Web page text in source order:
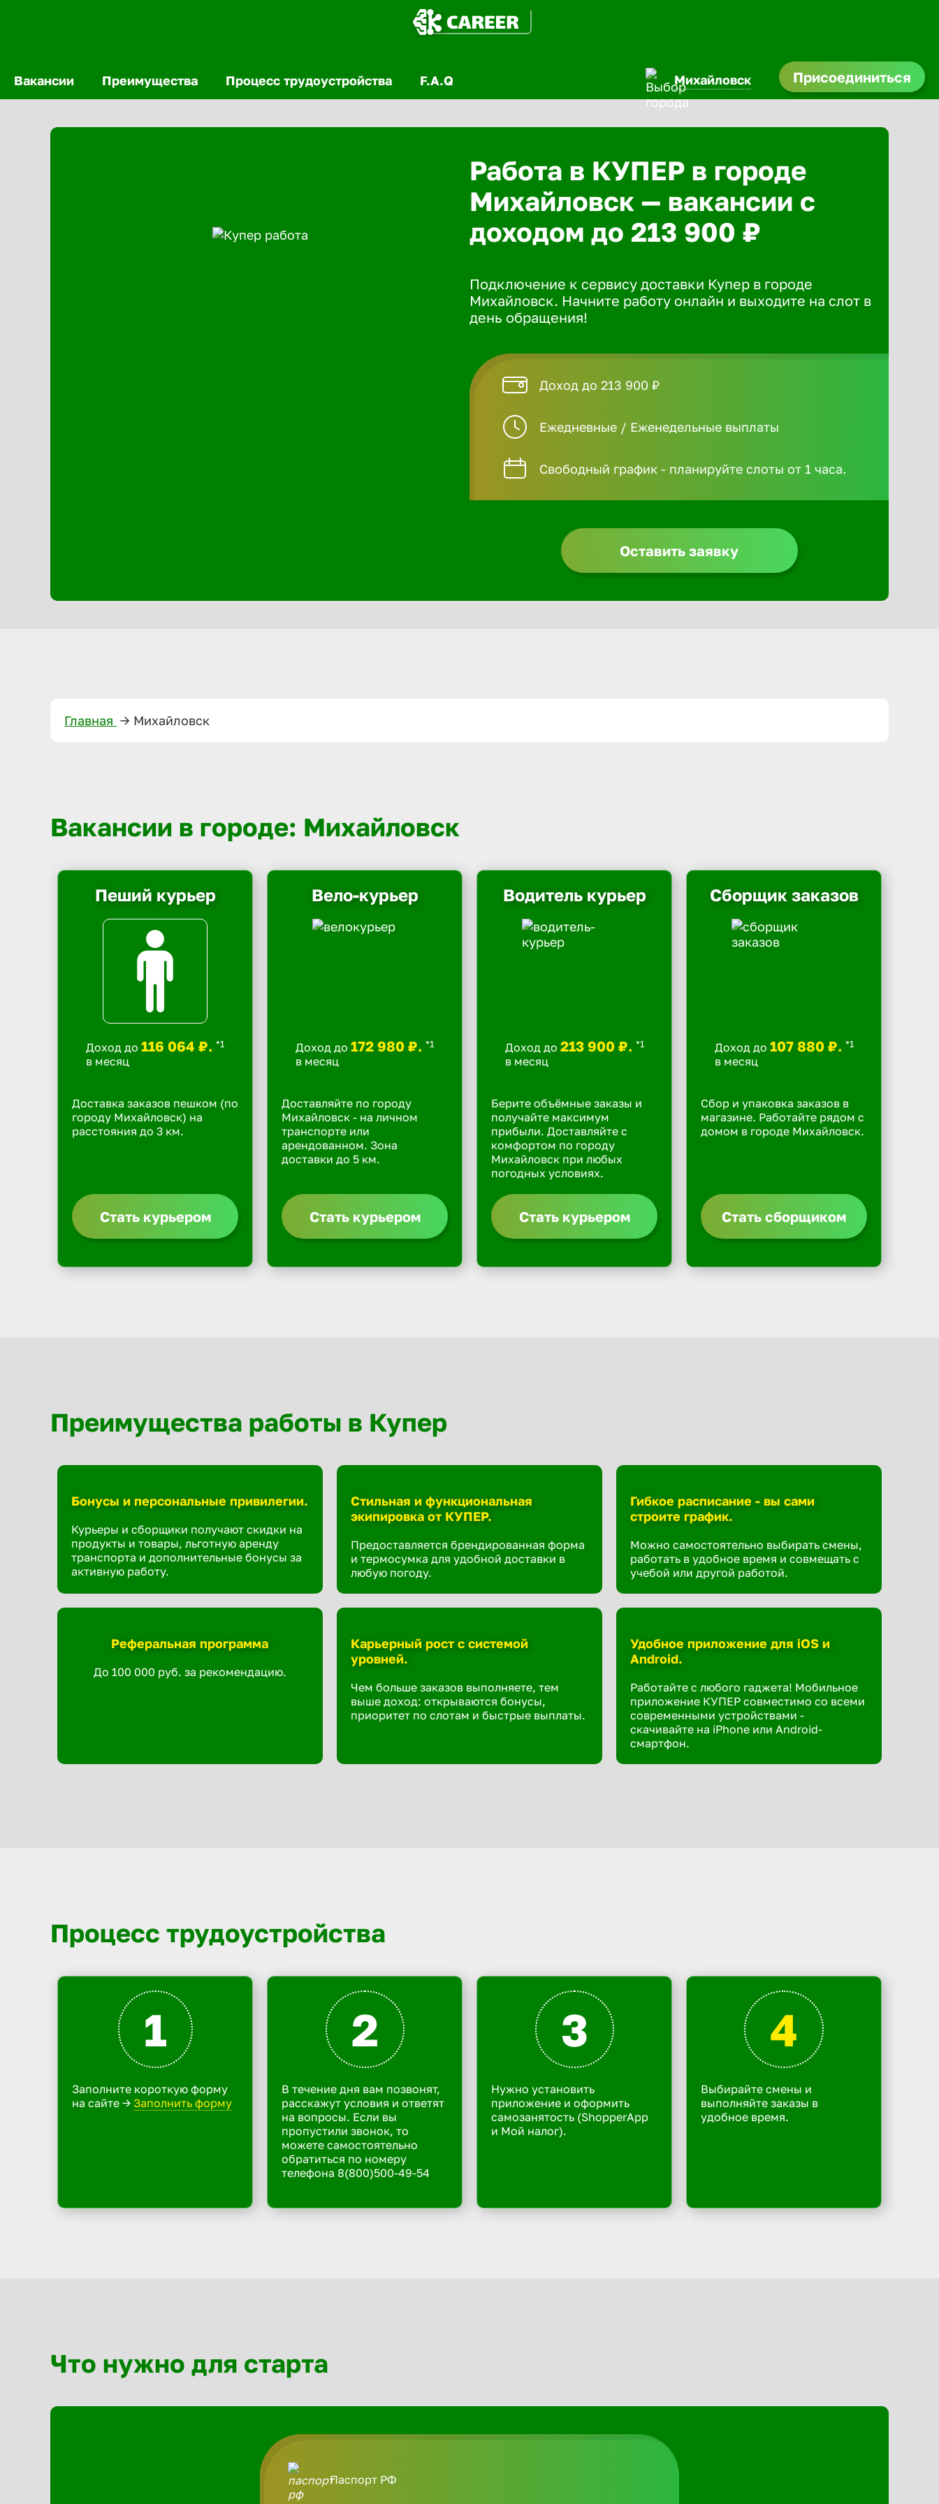
Вакансии Преимущества Процесс трудоустройства F.A.Q Михайловск Присоединиться
Работа в КУПЕР в городе
Михайловск — вакансии с
доходом до 213 900 ₽
Подключение к сервису доставки Купер в городе
Михайловск. Начните работу онлайн и выходите на слот в
день обращения!
Доход до 213 900 ₽
Ежедневные / Еженедельные выплаты
Свободный график - планируйте слоты от 1 часа.
Оставить заявку
Главная —> Михайловск
Вакансии в городе: Михайловск
Пеший курьер
Доход до 116 064 ₽. *1
в месяц
Доставка заказов пешком (по
городу Михайловск) на
расстояния до 3 км.
Стать курьером
Вело-курьер
Доход до 172 980 ₽. *1
в месяц
Доставляйте по городу
Михайловск - на личном
транспорте или
арендованном. Зона
доставки до 5 км.
Стать курьером
Водитель курьер
Доход до 213 900 ₽. *1
в месяц
Берите объёмные заказы и
получайте максимум
прибыли. Доставляйте с
комфортом по городу
Михайловск при любых
погодных условиях.
Стать курьером
Сборщик заказов
Доход до 107 880 ₽. *1
в месяц
Сбор и упаковка заказов в
магазине. Работайте рядом с
домом в городе Михайловск.
Стать сборщиком
Преимущества работы в Купер
Бонусы и персональные привилегии.
Курьеры и сборщики получают скидки на
продукты и товары, льготную аренду
транспорта и дополнительные бонусы за
активную работу.
Стильная и функциональная
экипировка от КУПЕР.
Предоставляется брендированная форма
и термосумка для удобной доставки в
любую погоду.
Гибкое расписание - вы сами
строите график.
Можно самостоятельно выбирать смены,
работать в удобное время и совмещать с
учебой или другой работой.
Реферальная программа
До 100 000 руб. за рекомендацию.
Карьерный рост с системой
уровней.
Чем больше заказов выполняете, тем
выше доход: открываются бонусы,
приоритет по слотам и быстрые выплаты.
Удобное приложение для iOS и
Android.
Работайте с любого гаджета! Мобильное
приложение КУПЕР совместимо со всеми
современными устройствами -
скачивайте на iPhone или Android-
смартфон.
Процесс трудоустройства
1
Заполните короткую форму
на сайте -> Заполнить форму
2
В течение дня вам позвонят,
расскажут условия и ответят
на вопросы. Если вы
пропустили звонок, то
можете самостоятельно
обратиться по номеру
телефона 8(800)500-49-54
3
Нужно установить
приложение и оформить
самозанятость (ShopperApp
и Мой налог).
4
Выбирайте смены и
выполняйте заказы в
удобное время.
Что нужно для старта
Паспорт РФ